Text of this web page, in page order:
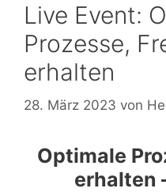
Live Event:
Prozesse,
erhalten
28. März 2023 von
Optimale
erhalten